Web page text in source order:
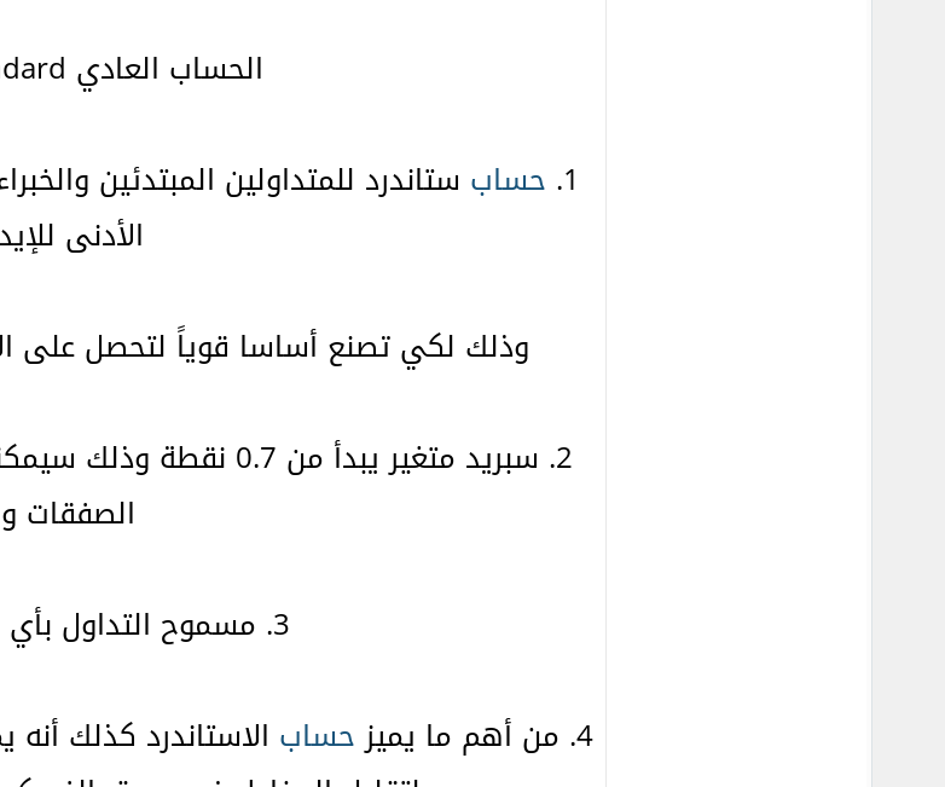
الحساب العادي Standard في شركة FBS
1. حساب ستاندرد للمتداولين المبتدئين
الأدنى للإيداع 5
وذلك لكي تصنع أساسا قوياً لتحصل على
2. سبريد متغير يبدأ
الصفقات
3. مسموح التداول بأي استراتيجية أو اكسبرت.
4. من أهم ما يميز
حساب الاستاندرد كذلك